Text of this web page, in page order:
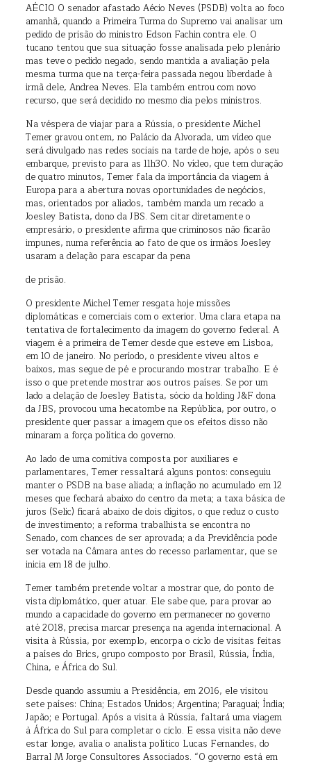
AÉCIO O senador afastado Aécio Neves (PSDB) volta ao foco
amanhã, quando a Primeira Turma do Supremo vai analisar um
pedido de prisão do ministro Edson Fachin contra ele. O
tucano tentou que sua situação fosse analisada pelo plenário
mas teve o pedido negado, sendo mantida a avaliação pela
mesma turma que na terça-feira passada negou liberdade à
irmã dele, Andrea Neves. Ela também entrou com novo
recurso, que será decidido no mesmo dia pelos ministros.
Na véspera de viajar para a Rússia, o presidente Michel
Temer gravou ontem, no Palácio da Alvorada, um vídeo que
será divulgado nas redes sociais na tarde de hoje, após o seu
embarque, previsto para as 11h30. No vídeo, que tem duração
de quatro minutos, Temer fala da importância da viagem à
Europa para a abertura novas oportunidades de negócios,
mas, orientados por aliados, também manda um recado a
Joesley Batista, dono da JBS. Sem citar diretamente o
empresário, o presidente afirma que criminosos não ficarão
impunes, numa referência ao fato de que os irmãos Joesley
usaram a delação para escapar da pena
de prisão.
O presidente Michel Temer resgata hoje missões
diplomáticas e comerciais com o exterior. Uma clara etapa na
tentativa de fortalecimento da imagem do governo federal. A
viagem é a primeira de Temer desde que esteve em Lisboa,
em 10 de janeiro. No período, o presidente viveu altos e
baixos, mas segue de pé e procurando mostrar trabalho. E é
isso o que pretende mostrar aos outros países. Se por um
lado a delação de Joesley Batista, sócio da holding J&F dona
da JBS, provocou uma hecatombe na República, por outro, o
presidente quer passar a imagem que os efeitos disso não
minaram a força política do governo.
Ao lado de uma comitiva composta por auxiliares e
parlamentares, Temer ressaltará alguns pontos: conseguiu
manter o PSDB na base aliada; a inflação no acumulado em 12
meses que fechará abaixo do centro da meta; a taxa básica de
juros (Selic) ficará abaixo de dois dígitos, o que reduz o custo
de investimento; a reforma trabalhista se encontra no
Senado, com chances de ser aprovada; a da Previdência pode
ser votada na Câmara antes do recesso parlamentar, que se
inicia em 18 de julho.
Temer também pretende voltar a mostrar que, do ponto de
vista diplomático, quer atuar. Ele sabe que, para provar ao
mundo a capacidade do governo em permanecer no governo
até 2018, precisa marcar presença na agenda internacional. A
visita à Rússia, por exemplo, encorpa o ciclo de visitas feitas
a países do Brics, grupo composto por Brasil, Rússia, Índia,
China, e África do Sul.
Desde quando assumiu a Presidência, em 2016, ele visitou
sete países: China; Estados Unidos; Argentina; Paraguai; Índia;
Japão; e Portugal. Após a visita à Rússia, faltará uma viagem
à África do Sul para completar o ciclo. E essa visita não deve
estar longe, avalia o analista político Lucas Fernandes, do
Barral M Jorge Consultores Associados. “O governo está em